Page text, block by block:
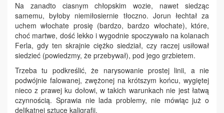
Na zanadto ciasnym chłopskim wozie, nawet siedząc
samemu, byłoby niemiłosiernie tłoczno. Jorun łechtał za
uchem włochate prosię (bardzo, bardzo włochate), które,
choć martwe, dość lekko i wygodnie spoczywało na kolanach
Ferla, gdy ten skrajnie ciężko siedział, czy raczej usiłował
siedzieć (powiedzmy, że przebywał), pod jego grzbietem.
Trzeba tu podkreślić, że narysowanie prostej linii, a nie
podwójnie falowanej, zwężonej na krótszym końcu, wygiętej
nieco z prawej ku dołowi, w takich warunkach nie jest łatwą
czynnością. Sprawia nie lada problemy, nie mówiąc już o
delikatnej sztuce kaligrafii.